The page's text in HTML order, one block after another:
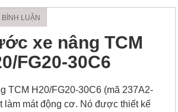
BÌNH LUẬN
xe nâng TCM
FG20-30C6
TCM H20/FG20-30C6 (mã 237A2-
làm mát động cơ. Nó được thiết kế